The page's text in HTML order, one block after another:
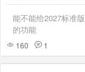
能不能给2027标准
的功能
160 1